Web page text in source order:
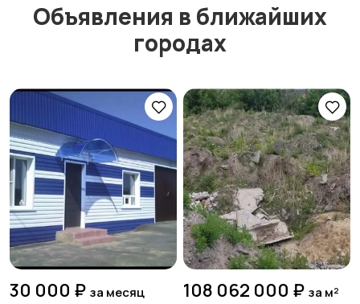
Объявления в ближайших
городах
30 000 ₽ за месяц 108 062 000 ₽ за м²